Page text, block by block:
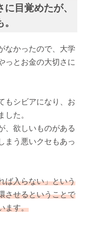
目覚めたが、
なかったので、大学
っとお金の大切さに
もシビアになり、お
した。
、欲しいものがある
まう悪いクセもあっ
ば入らない」という
させるということで
ます。